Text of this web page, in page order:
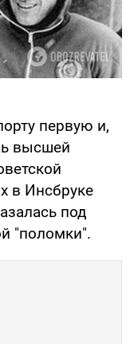
первую и,
высшей
в Инсбруке
под
"поломки".